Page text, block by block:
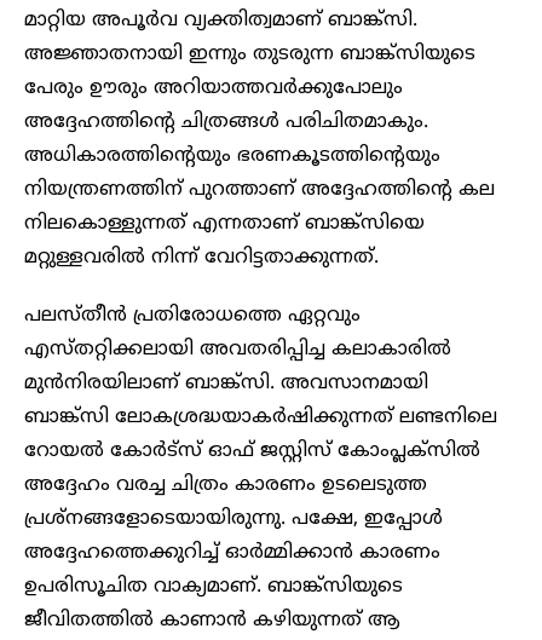
മാറ്റിയ അപൂർവ വ്യക്തിത്വമാണ് ബാങ്ക്സി.
അജ്ഞാതനായി ഇന്നും തുടരുന്ന ബാങ്ക്സിയുടെ
പേരും ഊരും അറിയാത്തവർക്കുപോലും
അദ്ദേഹത്തിന്റെ ചിത്രങ്ങൾ പരിചിതമാകും.
അധികാരത്തിന്റെയും ഭരണകൂടത്തിന്റെയും
നിയന്ത്രണത്തിന് പുറത്താണ് അദ്ദേഹത്തിന്റെ കല
നിലകൊള്ളുന്നത് എന്നതാണ് ബാങ്ക്സിയെ
മറ്റുള്ളവരിൽ നിന്ന് വേറിട്ടതാക്കുന്നത്.
പലസ്തീന്‍ പ്രതിരോധത്തെ ഏറ്റവും
എസ്തറ്റിക്കലായി അവതരിപ്പിച്ച കലാകാരിൽ
മുൻനിരയിലാണ് ബാങ്ക്സി. അവസാനമായി
ബാങ്ക്സി ലോകശ്രദ്ധയാക‍ർഷിക്കുന്നത് ലണ്ടനിലെ
റോയൽ കോർട്സ് ഓഫ് ജസ്റ്റിസ് കോംപ്ലക്സിൽ
അദ്ദേഹം വരച്ച ചിത്രം കാരണം ഉടലെടുത്ത
പ്രശ്നങ്ങളോടെയായിരുന്നു. പക്ഷേ, ഇപ്പോൾ
അദ്ദേഹത്തെക്കുറിച്ച് ഓർമ്മിക്കാൻ കാരണം
ഉപരിസൂചിത വാക്യമാണ്. ബാങ്ക്‌സിയുടെ
ജീവിതത്തിൽ കാണാൻ കഴിയുന്നത് ആ